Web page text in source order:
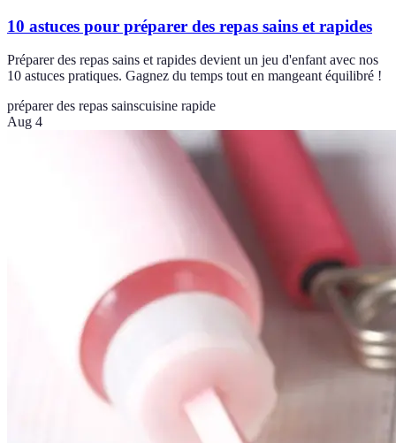
10 astuces pour préparer des repas sains et rapides
Préparer des repas sains et rapides devient un jeu d'enfant avec nos
10 astuces pratiques. Gagnez du temps tout en mangeant équilibré !
préparer des repas sainscuisine rapide
Aug 4